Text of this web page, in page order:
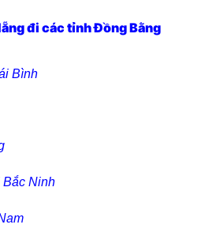
đi các tỉnh Đồng Bằng
Bình
Bắc Ninh